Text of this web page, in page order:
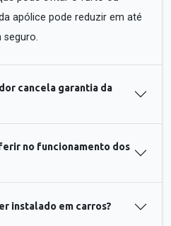
apólice pode reduzir em até
seguro.
cancela garantia da
no funcionamento dos
instalado em carros?